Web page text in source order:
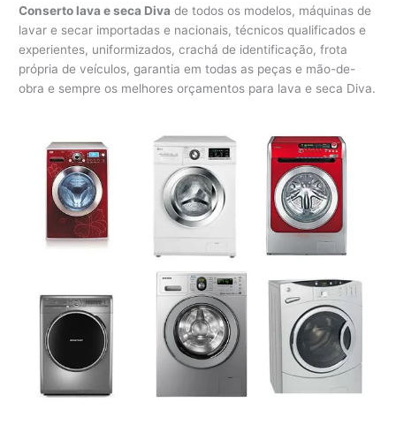
Conserto lava e seca Diva de todos os modelos, máquinas de
lavar e secar importadas e nacionais, técnicos qualificados e
experientes, uniformizados, crachá de identificação, frota
própria de veículos, garantia em todas as peças e mão-de-
obra e sempre os melhores orçamentos para lava e seca Diva.